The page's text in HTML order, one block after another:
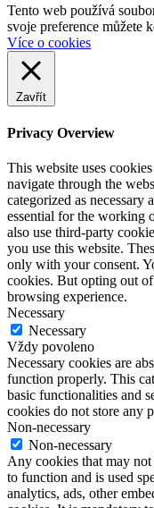
Back
to
top
Tento web používá
svoje preference můžete
Více o cookies
Zavřít
Privacy Overview
This website uses
navigate through the
categorized as necessary
essential for the working
also use third-party
you use this website.
only with your consent.
cookies. But opting out
browsing experience.
Necessary
Necessary
Vždy povoleno
Necessary cookies are
function properly. This
basic functionalities and
cookies do not store any
Non-necessary
Non-necessary
Any cookies that may
to function and is used
analytics, ads, other